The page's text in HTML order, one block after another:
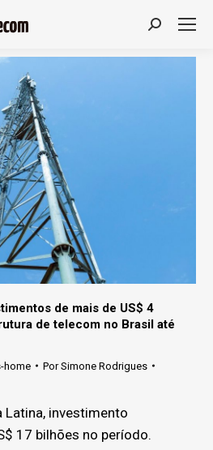
Search:
de mais de US$ 4
de telecom no Brasil até
home PorSimone Rodrigues
Latina, investimento
17 bilhões no período.